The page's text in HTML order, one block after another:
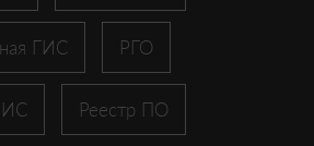
ГИС РГО
Реестр ПО